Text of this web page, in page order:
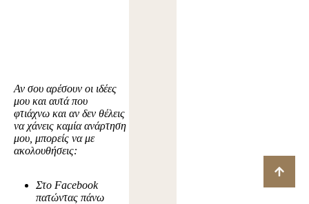
Αν σου αρέσουν οι ιδέες
μου και αυτά που
φτιάχνω και αν δεν θέλεις
να χάνεις καμία ανάρτηση
μου, μπορείς να με
ακολουθήσεις:
Στο Facebook
πατώντας πάνω